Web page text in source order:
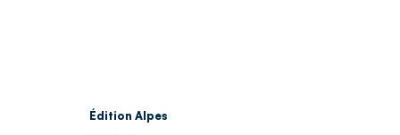
Édition Alpes